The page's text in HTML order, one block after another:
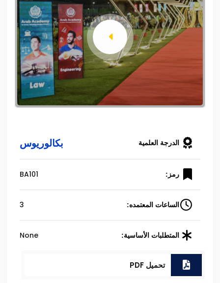
الدرجة العلمية بكالوريوس
رمز: BA101
الساعات المعتمده: 3
المتطلبات الأساسية: None
تحميل PDF